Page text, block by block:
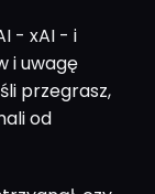
- xAI - i
i uwagę
przegrasz,
od